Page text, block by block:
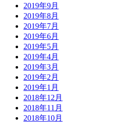
2019年9月
2019年8月
2019年7月
2019年6月
2019年5月
2019年4月
2019年3月
2019年2月
2019年1月
2018年12月
2018年11月
2018年10月